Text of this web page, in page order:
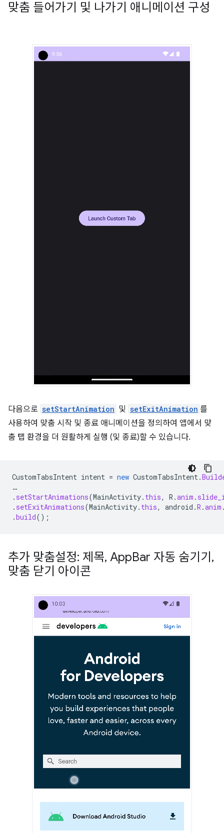
맞춤 들어가기 및 나가기 애니메이션 구성
다음으로 setStartAnimation 및 setExitAnimation 를
사용하여 맞춤 시작 및 종료 애니메이션을 정의하여 앱에서 맞
춤 탭 환경을 더 원활하게 실행 (및 종료)할 수 있습니다.
CustomTabsIntent intent = new CustomTabsIntent.
…
. setStartAnimations(MainActivity. this, R .anim .
. setExitAnimations(MainActivity. this, android .R .anim
.build();
추가 맞춤설정: 제목, AppBar 자동 숨기기 ,
맞춤 닫기 아이콘